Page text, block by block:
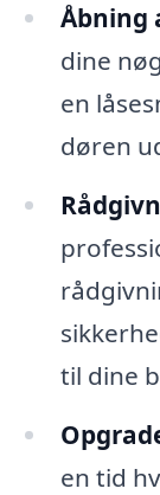
Åbning
dine
en
døren
til dine
en tid